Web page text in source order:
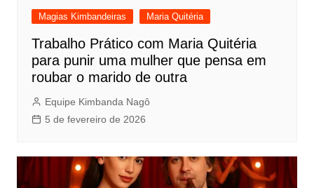
Magias Kimbandeiras Maria Quitéria
Trabalho Prático com Maria Quitéria
para punir uma mulher que pensa em
roubar o marido de outra
Equipe Kimbanda Nagô
5 de fevereiro de 2026